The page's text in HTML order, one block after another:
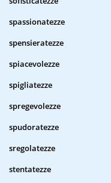
spassionatezze
spensieratezze
spiacevolezze
spigliatezze
spregevolezze
spudoratezze
sregolatezze
stentatezze